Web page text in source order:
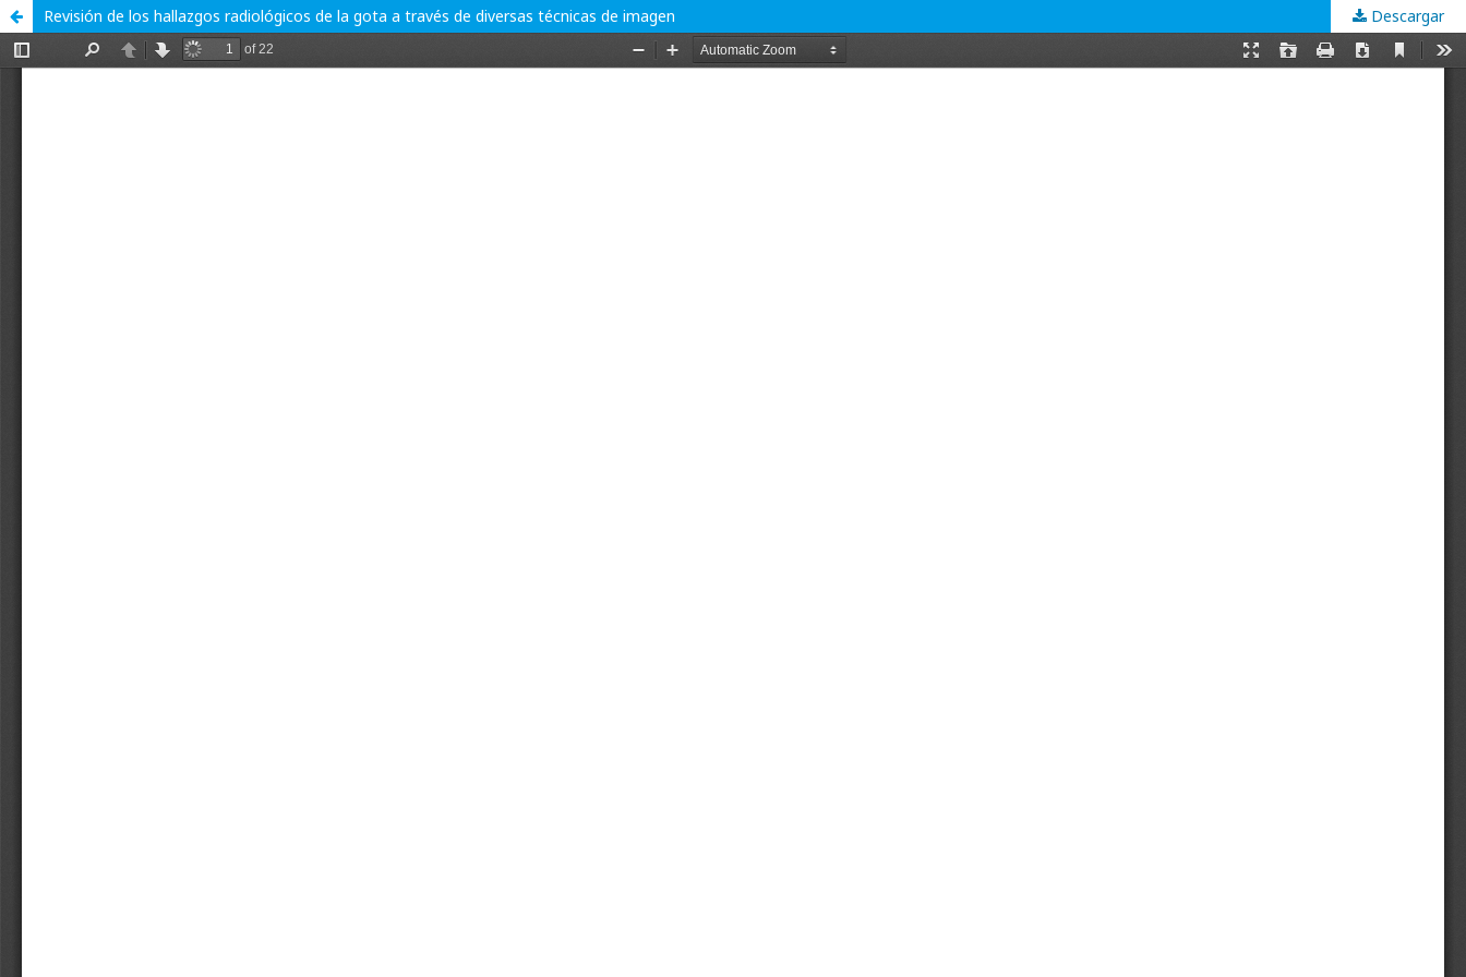
Revisión de los hallazgos radiológicos de la gota a través de diversas técnicas de imagen Descargar